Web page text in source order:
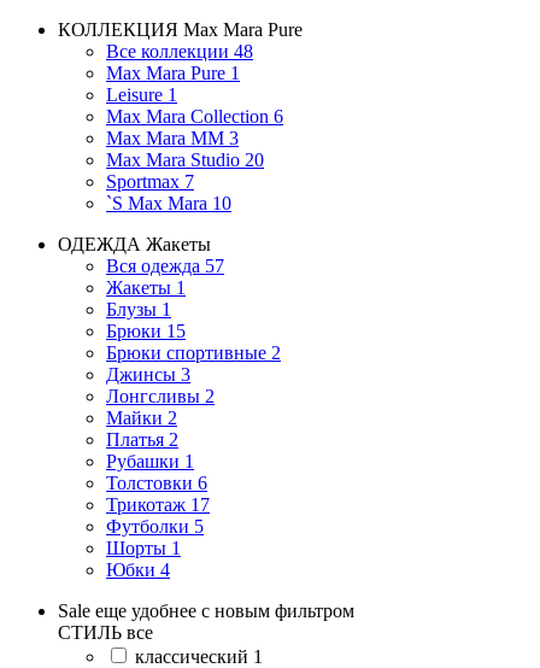
КОЛЛЕКЦИЯ Max Mara Pure
Все коллекции 48
Max Mara Pure 1
Leisure 1
Max Mara Collection 6
Max Mara MM 3
Max Mara Studio 20
Sportmax 7
`S Max Mara 10
ОДЕЖДА Жакеты
Вся одежда 57
Жакеты 1
Блузы 1
Брюки 15
Брюки спортивные 2
Джинсы 3
Лонгсливы 2
Майки 2
Платья 2
Рубашки 1
Толстовки 6
Трикотаж 17
Футболки 5
Шорты 1
Юбки 4
Sale еще удобнее с новым фильтром
СТИЛЬ все
классический 1